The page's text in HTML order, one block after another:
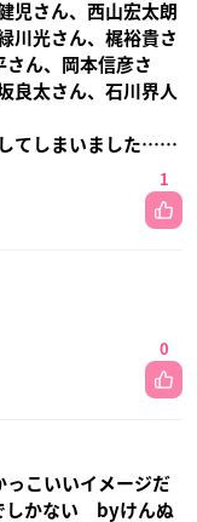
児さん、西山宏太朗
川光さん、梶裕貴さ
さん、岡本信彦さ
良太さん、石川界人
してしまいました……
1
0
っこいいイメージだ
しかない byけんぬ